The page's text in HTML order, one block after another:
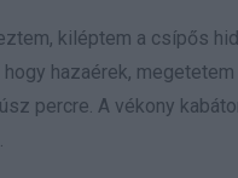
kiléptem a csípős
hazaérek, megetetem
percre. A vékony